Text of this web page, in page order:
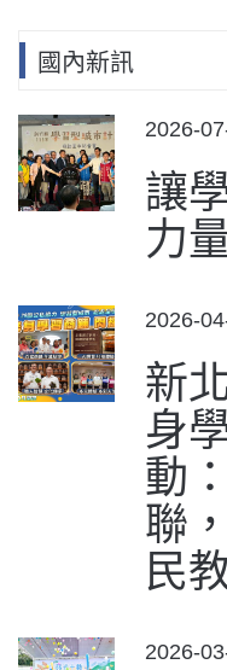
國內新訊
2026-
讓
力
2026-
新
身
動
聯
民
2026-